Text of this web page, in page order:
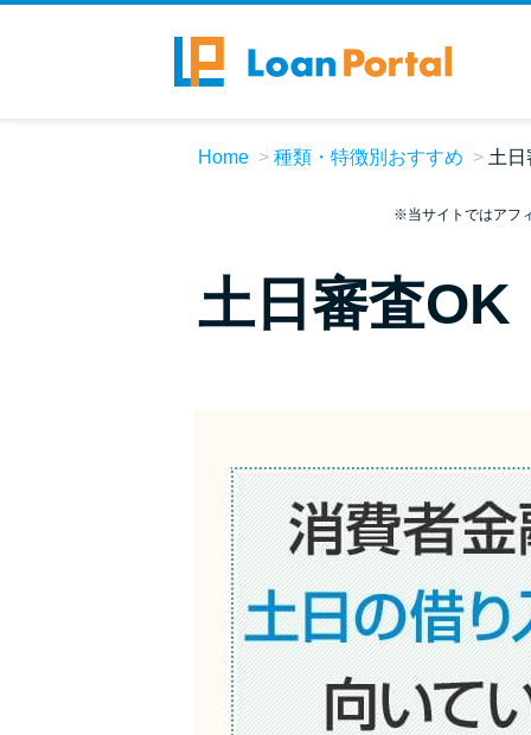
Home 種類・特徴別おすすめ 土日
※当サイトではアフ
土日審査OK